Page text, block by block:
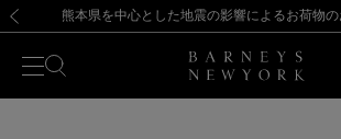
熊本県を中心とした地震の影響によるお荷物
【開催中】SUMMER SALEのご案内・ご